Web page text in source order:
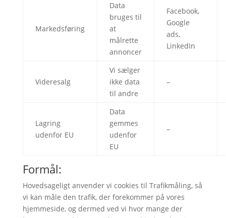
Markedsføring
Data
bruges til
at
målrette
annoncer
Facebook,
Google
ads,
LinkedIn
Videresalg
Vi sælger
ikke data
til andre
–
Lagring
udenfor EU
Data
gemmes
udenfor
EU
–
Formål:
Hovedsageligt anvender vi cookies til Trafikmåling, så
vi kan måle den trafik, der forekommer på vores
hjemmeside, og dermed ved vi hvor mange der